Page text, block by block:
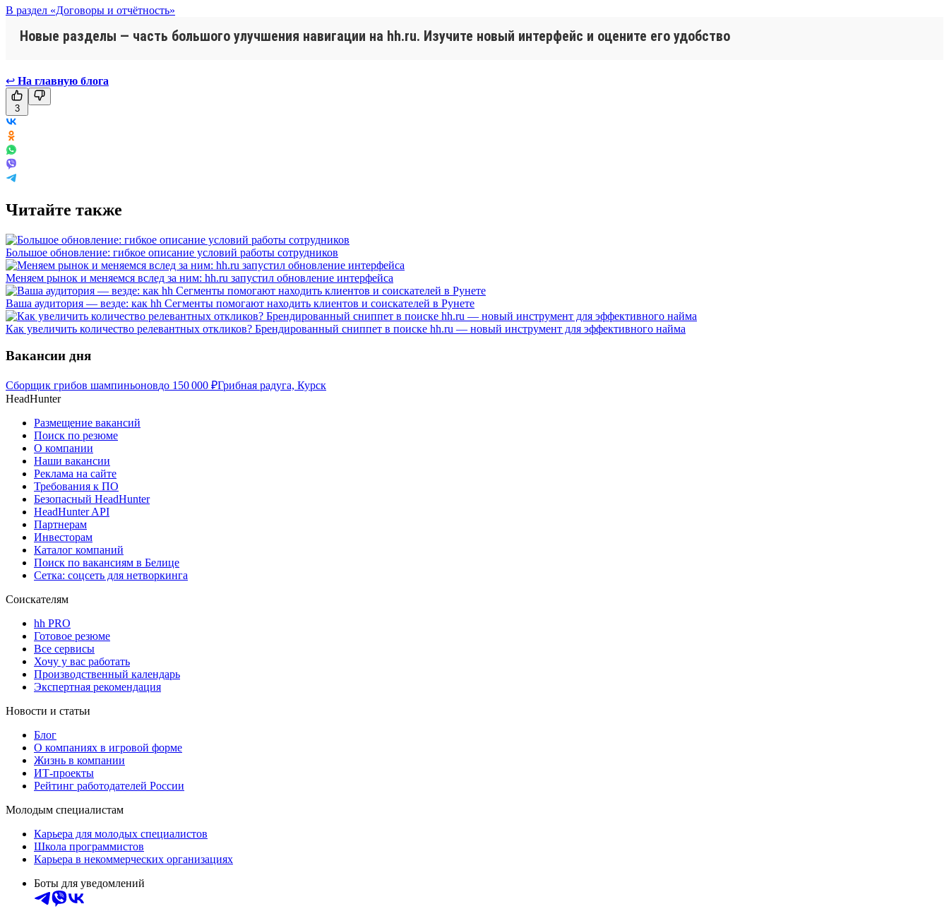
В раздел «Договоры и отчётность»
Новые разделы — часть большого улучшения навигации на hh.ru. Изучите новый интерфейс и оцените его удобство
↩ На главную блога
3
Читайте также
Большое обновление: гибкое описание условий работы сотрудников
Меняем рынок и меняемся вслед за ним: hh.ru запустил обновление интерфейса
Ваша аудитория — везде: как hh Сегменты помогают находить клиентов и соискателей в Рунете
Как увеличить количество релевантных откликов? Брендированный сниппет в поиске hh.ru — новый инструмент для эффективного найма
Вакансии дня
Сборщик грибов шампиньоновдо 150 000 ₽Грибная радуга, Курск
HeadHunter
Размещение вакансий
Поиск по резюме
О компании
Наши вакансии
Реклама на сайте
Требования к ПО
Безопасный HeadHunter
HeadHunter API
Партнерам
Инвесторам
Каталог компаний
Поиск по вакансиям в Белице
Сетка: соцсеть для нетворкинга
Соискателям
hh PRO
Готовое резюме
Все сервисы
Хочу у вас работать
Производственный календарь
Экспертная рекомендация
Новости и статьи
Блог
О компаниях в игровой форме
Жизнь в компании
ИТ-проекты
Рейтинг работодателей России
Молодым специалистам
Карьера для молодых специалистов
Школа программистов
Карьера в некоммерческих организациях
Боты для уведомлений